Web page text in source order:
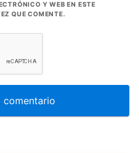
Y WEB EN ESTE
QUE COMENTE.